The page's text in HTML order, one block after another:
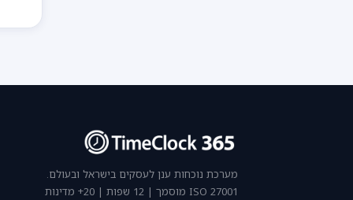
מערכת נוכחות ענן לעסקים בישראל ובעולם.
ISO 27001 מוסמך | 12 שפות | 20+ מדינות